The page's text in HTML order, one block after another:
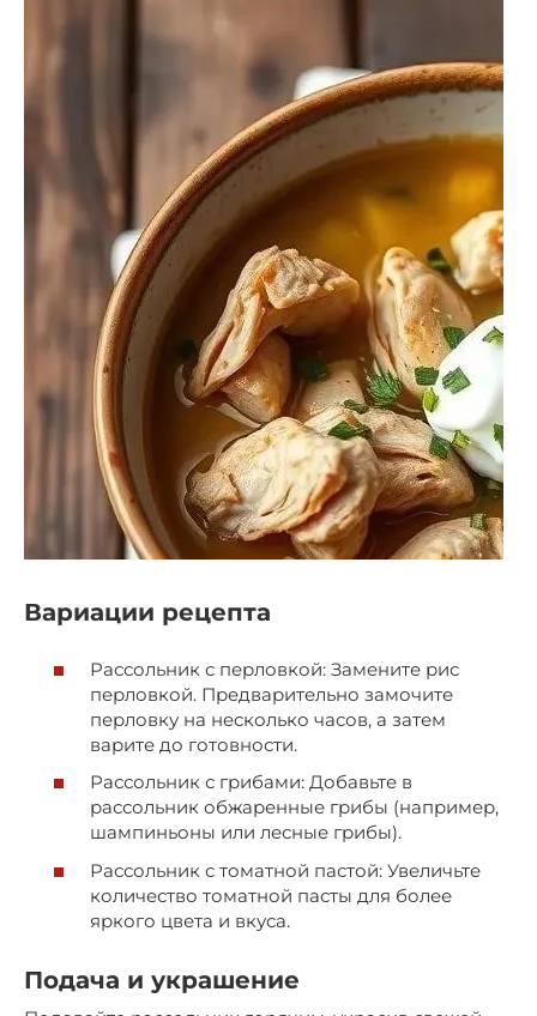
Вариации рецепта
Рассольник с перловкой: Замените рис
перловкой. Предварительно замочите
перловку на несколько часов, а затем
варите до готовности.
Рассольник с грибами: Добавьте в
рассольник обжаренные грибы (например,
шампиньоны или лесные грибы).
Рассольник с томатной пастой: Увеличьте
количество томатной пасты для более
яркого цвета и вкуса.
Подача и украшение